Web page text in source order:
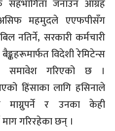
सहभागिता जनाउन आग्रह
महमुदले एएफपीसँग
नतिर्ने, सरकारी कर्मचारी
विदेशी रेमिटेन्स
समावेश गरिएको छ ।
हिंसाका लागि हसिनाले
माग्नुपर्ने र उनका केही
माग गरिरहेका छन् ।